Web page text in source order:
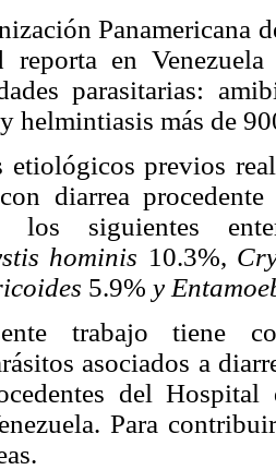
Panamericana
reporta en
parasitarias:
helmintiasis más de
etiológicos previos
diarrea
los siguientes
hominis 10.3%,
5.9% y
trabajo tiene
asociados a
del
Para